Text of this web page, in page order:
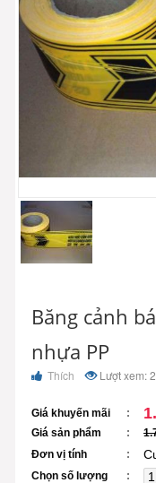
Băng cảnh
nhựa PP
Thích Lượt xem:
Giá khuyến mãi
Giá sản phẩm
Đơn vị tính
Chọn số lượng